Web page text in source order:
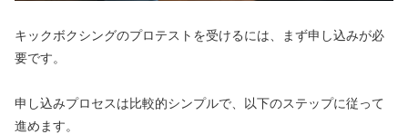
キックボクシングのプロテストを受けるには、まず申し込みが必
要です。
申し込みプロセスは比較的シンプルで、以下のステップに従って
進めます。